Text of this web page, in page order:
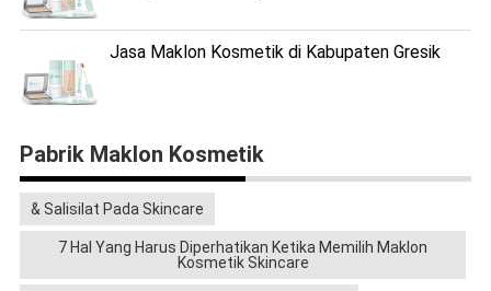
Jasa Maklon Kosmetik di Kabupaten Gresik
Pabrik Maklon Kosmetik
& Salisilat Pada Skincare
7 Hal Yang Harus Diperhatikan Ketika Memilih Maklon
Kosmetik Skincare